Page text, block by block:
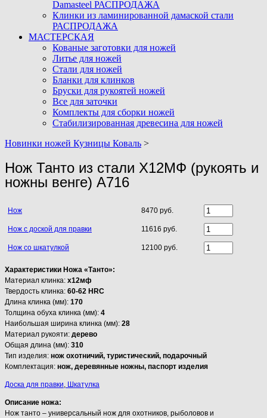
Damasteel РАСПРОДАЖА
Клинки из ламинированной дамаской стали
РАСПРОДАЖА
МАСТЕРСКАЯ
Кованые заготовки для ножей
Литье для ножей
Стали для ножей
Бланки для клинков
Бруски для рукоятей ножей
Все для заточки
Комплекты для сборки ножей
Стабилизированная древесина для ножей
Новинки ножей Кузницы Коваль >
Нож Танто из стали Х12МФ (рукоять и
ножны венге) A716
Нож 8470 руб.
Нож с доской для правки 11616 руб.
Нож со шкатулкой 12100 руб.
Характеристики Ножа «Танто»:
Материал клинка: х12мф
Твердость клинка: 60-62 HRC
Длина клинка (мм): 170
Толщина обуха клинка (мм): 4
Наибольшая ширина клинка (мм): 28
Материал рукояти: дерево
Общая длина (мм): 310
Тип изделия: нож охотничий, туристический, подарочный
Комплектация: нож, деревянные ножны, паспорт изделия
Доска для правки, Шкатулка
Описание ножа:
Нож танто – универсальный нож для охотников, рыболовов и